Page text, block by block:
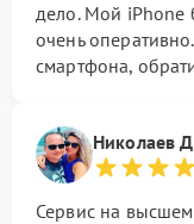
дело. Мой iPhone
очень
смартфона,
Николаев
Сервис на